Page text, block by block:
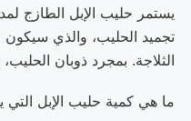
تجميد الحليب، والذي
الثلاجة. بمجرد ذوبان الحليب،
ما هي كمية حليب الإبل